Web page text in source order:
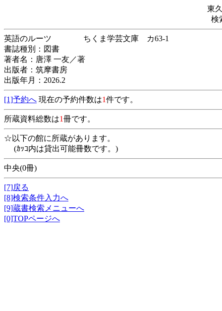
東
検
英語のルーツ ちくま学芸文庫 カ63-1
書誌種別：図書
著者名：唐澤 一友／著
出版者：筑摩書房
出版年月：2026.2
[1]予約へ 現在の予約件数は1件です。
所蔵資料総数は1冊です。
☆以下の館に所蔵があります。
(ｶｯｺ内は貸出可能冊数です。)
中央(0冊)
[7]戻る
[8]検索条件入力へ
[9]蔵書検索メニューへ
[0]TOPページへ